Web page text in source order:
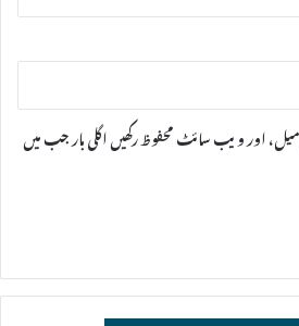
اور ویب سائٹ محفوظ رکھیں اگلی بار جب میں